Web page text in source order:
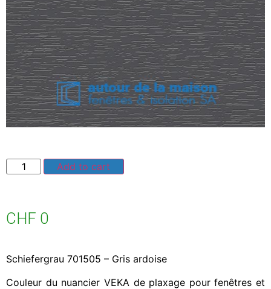
Add to cart
CHF 0
Schiefergrau 701505 – Gris ardoise
Couleur du nuancier VEKA de plaxage pour fenêtres et